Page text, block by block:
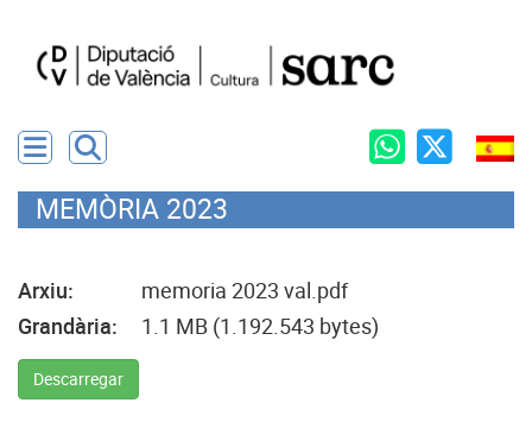
MEMÒRIA 2023
Arxiu:
memoria 2023 val.pdf
Grandària:
1.1 MB (1.192.543 bytes)
Descarregar